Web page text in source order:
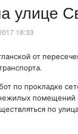
18:33
от
по прокладке
по